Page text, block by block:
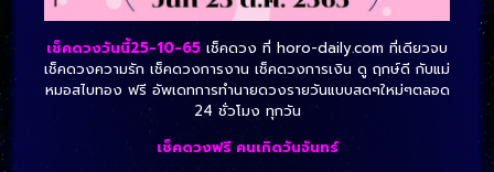
เช็คดวงวันนี้25-10-65 เช็คดวง ที่ horo-daily.com ที่เดียวจบ
เช็คดวงความรัก เช็คดวงการงาน เช็คดวงการเงิน ดู ฤกษ์ดี กับแม่
หมอสไบทอง ฟรี อัพเดทการทำนายดวงรายวันแบบสดๆใหม่ๆตลอด
24 ชั่วโมง ทุกวัน
เช็คดวงฟรี คนเกิดวันจันทร์